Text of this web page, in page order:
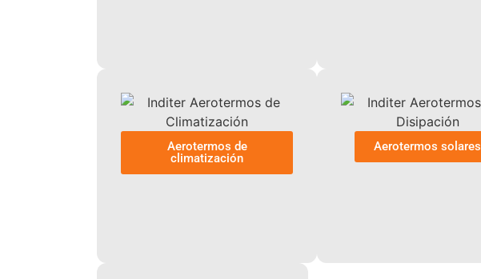
Aerotermos de
climatización
Aerotermos solares